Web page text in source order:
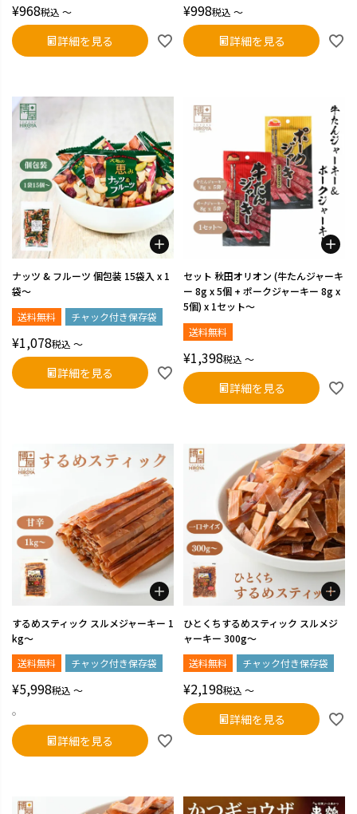
¥968税込 〜
詳細を見る
¥998税込 〜
詳細を見る
ナッツ & フルーツ 個包装 15袋入 x 1
袋～
送料無料
チャック付き保存袋
¥1,078税込 〜
詳細を見る
セット 秋田オリオン (牛たんジャーキ
ー 8g x 5個 + ポークジャーキー 8g x
5個) x 1セット～
送料無料
¥1,398税込 〜
詳細を見る
するめスティック スルメジャーキー 1
kg～
送料無料
チャック付き保存袋
¥5,998税込 〜
。
詳細を見る
ひとくちするめスティック スルメジ
ャーキー 300g～
送料無料
チャック付き保存袋
¥2,198税込 〜
詳細を見る